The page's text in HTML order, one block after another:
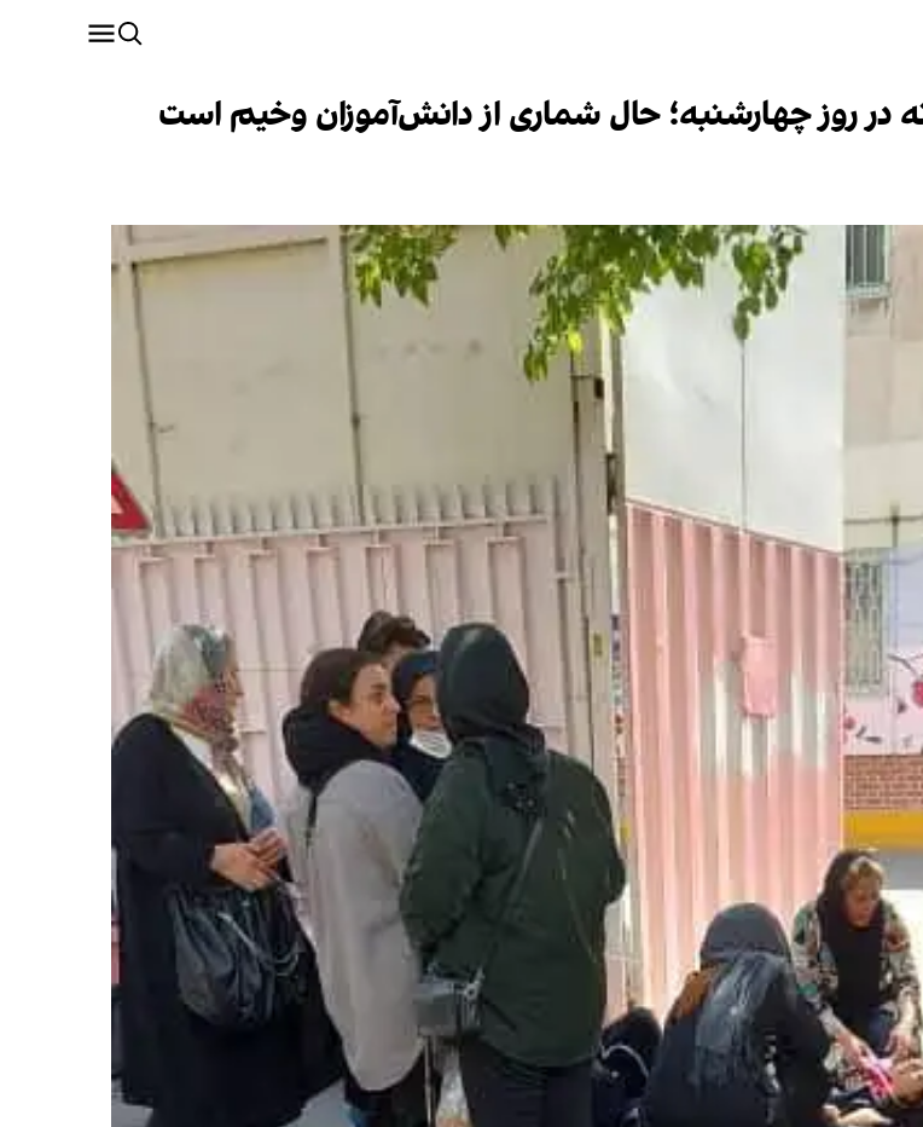
روز چهارشنبه؛ حال شماری از دانش‌آموزان وخیم است